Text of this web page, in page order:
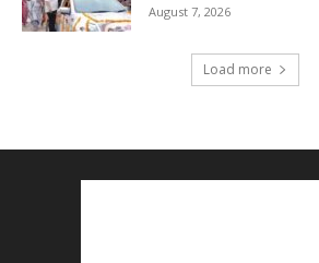
August 7, 2026
Load more